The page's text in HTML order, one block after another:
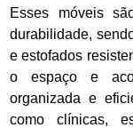
Esses móveis
durabilidade,
e estofados
o espaço e
organizada e
como clínicas,